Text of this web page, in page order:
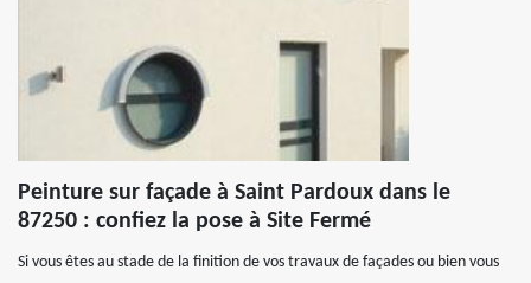
Peinture sur façade à Saint Pardoux dans le
87250 : confiez la pose à Site Fermé
Si vous êtes au stade de la finition de vos travaux de façades ou bien vous